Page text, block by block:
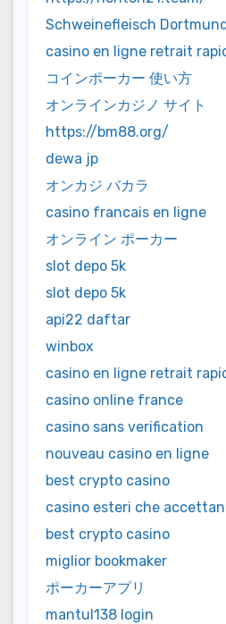
Schweinefleisch
casino en ligne retrait
コインポーカー 使い方
オンラインカジノ サイト
https://bm88.org/
dewa jp
オンカジ バカラ
casino francais en ligne
オンライン ポーカー
slot depo 5k
slot depo 5k
api22 daftar
winbox
casino en ligne retrait
casino online france
casino sans verification
nouveau casino en ligne
best crypto casino
casino esteri che
best crypto casino
miglior bookmaker
ポーカーアプリ
mantul138 login